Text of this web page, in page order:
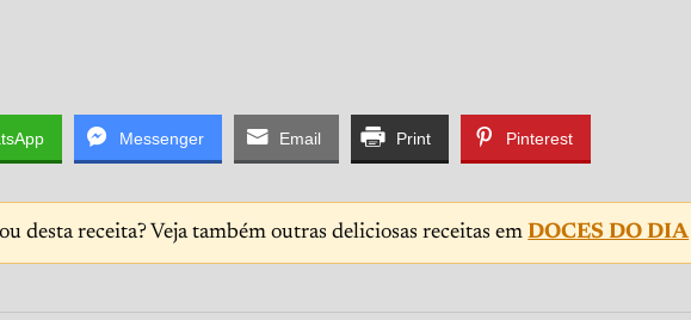
Messenger Email Print Pinterest
desta receita? Veja também outras deliciosas receitas emDOCES DO DIA